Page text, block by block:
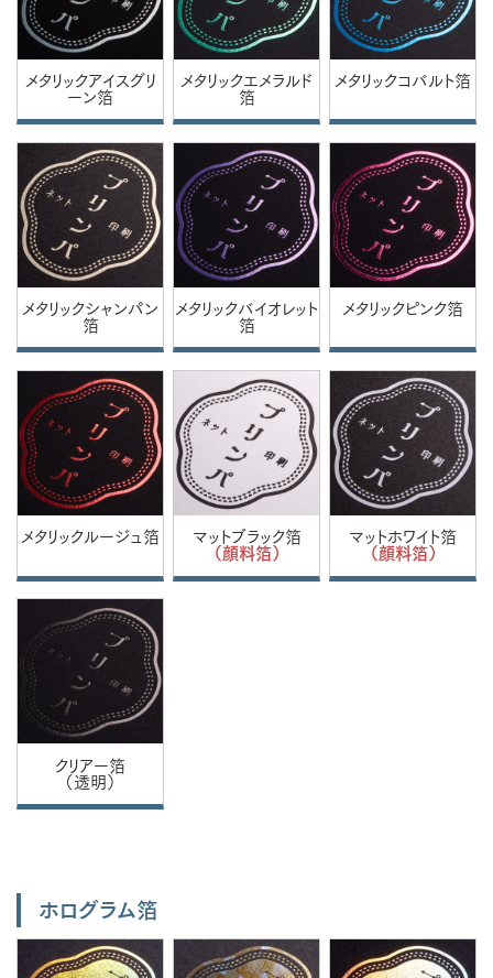
メタリックアイスグリ
ーン箔
メタリックエメラルド
箔
メタリックコバルト箔
メタリックシャンパン
箔
メタリックバイオレット
箔
メタリックピンク箔
メタリックルージュ箔
マットブラック箔
（顔料箔）
マットホワイト箔
（顔料箔）
クリアー箔
（透明）
ホログラム箔